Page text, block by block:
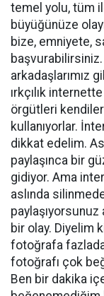
temel yolu, tüm
büyüğünüze
bize, emniyete,
başvurabilirsiniz.
arkadaşlarımız
ırkçılık
örgütleri
kullanıyorlar.
dikkat edelim.
paylaşınca bir
gidiyor. Ama
aslında
bir olay. Diyelim
fotoğrafa
fotoğrafı çok
Ben bir dakika